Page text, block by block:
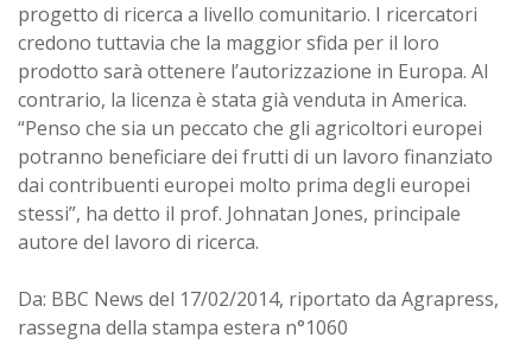
progetto di ricerca a livello comunitario. I ricercatori
credono tuttavia che la maggior sfida per il loro
prodotto sarà ottenere l’autorizzazione in Europa. Al
contrario, la licenza è stata già venduta in America.
“Penso che sia un peccato che gli agricoltori europei
potranno beneficiare dei frutti di un lavoro finanziato
dai contribuenti europei molto prima degli europei
stessi”, ha detto il prof. Johnatan Jones, principale
autore del lavoro di ricerca.
Da: BBC News del 17/02/2014, riportato da Agrapress,
rassegna della stampa estera n°1060